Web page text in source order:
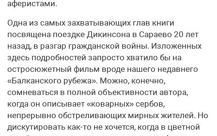
аферистами.
Одна из самых захватывающих глав книги
посвящена поездке Дикинсона в Сараево 20 лет
назад, в разгар гражданской войны. Изложенных
здесь подробностей запросто хватило бы на
остросюжетный фильм вроде нашего недавнего
«Балканского рубежа». Можно, конечно,
сомневаться в полной объективности автора,
когда он описывает «коварных» сербов,
непрерывно обстреливающих мирных жителей. Но
дискутировать как-то не хочется, когда в цветной